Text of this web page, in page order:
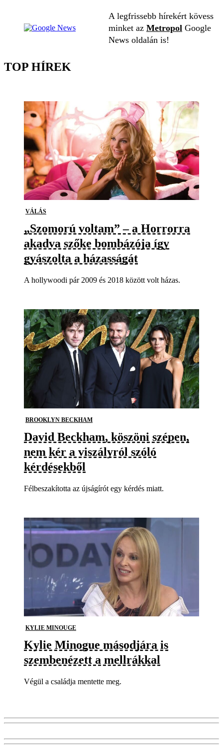
A legfrissebb hírekért kövess
minket az Metropol Google
News oldalán is!
TOP HÍREK
VÁLÁS
„Szomorú voltam” – a Horrorra
akadva szőke bombázója így
gyászolta a házasságát
A hollywoodi pár 2009 és 2018 között volt házas.
BROOKLYN BECKHAM
David Beckham, köszöni szépen,
nem kér a viszályról szóló
kérdésekből
Félbeszakította az újságírót egy kérdés miatt.
KYLIE MINOUGE
Kylie Minogue másodjára is
szembenézett a mellrákkal
Végül a családja mentette meg.